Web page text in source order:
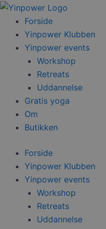
Gå
indholdet
Forside
Yinpower Klubben
Yinpower events
Workshop
Retreats
Uddannelse
Gratis yoga
Om
Butikken
Forside
Yinpower Klubben
Yinpower events
Workshop
Retreats
Uddannelse